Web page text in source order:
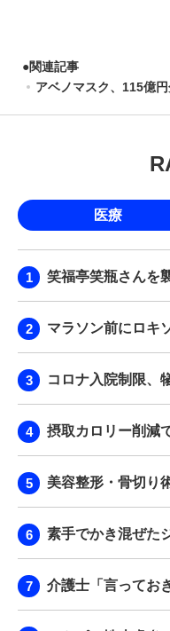
●関連記事
アベノマスク、115億
医療
笑福亭笑瓶さんを
マラソン前にロキ
コロナ入院制限、
摂取カロリー削減
美容整形・骨切り
素手でかき混ぜた
介護士「言ってお